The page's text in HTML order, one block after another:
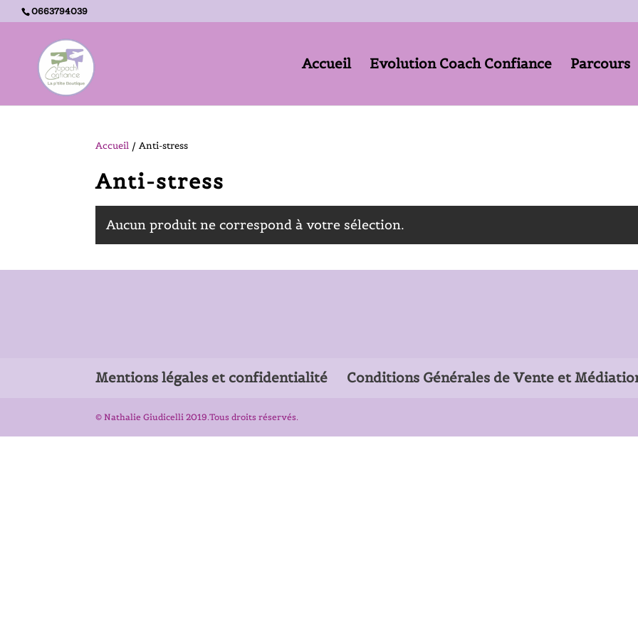
0663794039
Accueil Evolution Coach Confiance Parcours
Accueil -Anti-stress
Accueil / Anti-stress
Anti-stress
Aucun produit ne correspond à votre sélection.
Mentions légales et confidentialité Conditions Générales de Vente et
© Nathalie Giudicelli 2019.Tous droits réservés.